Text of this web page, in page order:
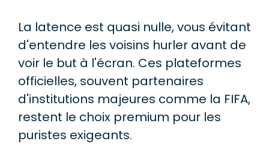
La latence est quasi nulle, vous évitant
d'entendre les voisins hurler avant de
voir le but à l'écran. Ces plateformes
officielles, souvent partenaires
d'institutions majeures comme la FIFA,
restent le choix premium pour les
puristes exigeants.